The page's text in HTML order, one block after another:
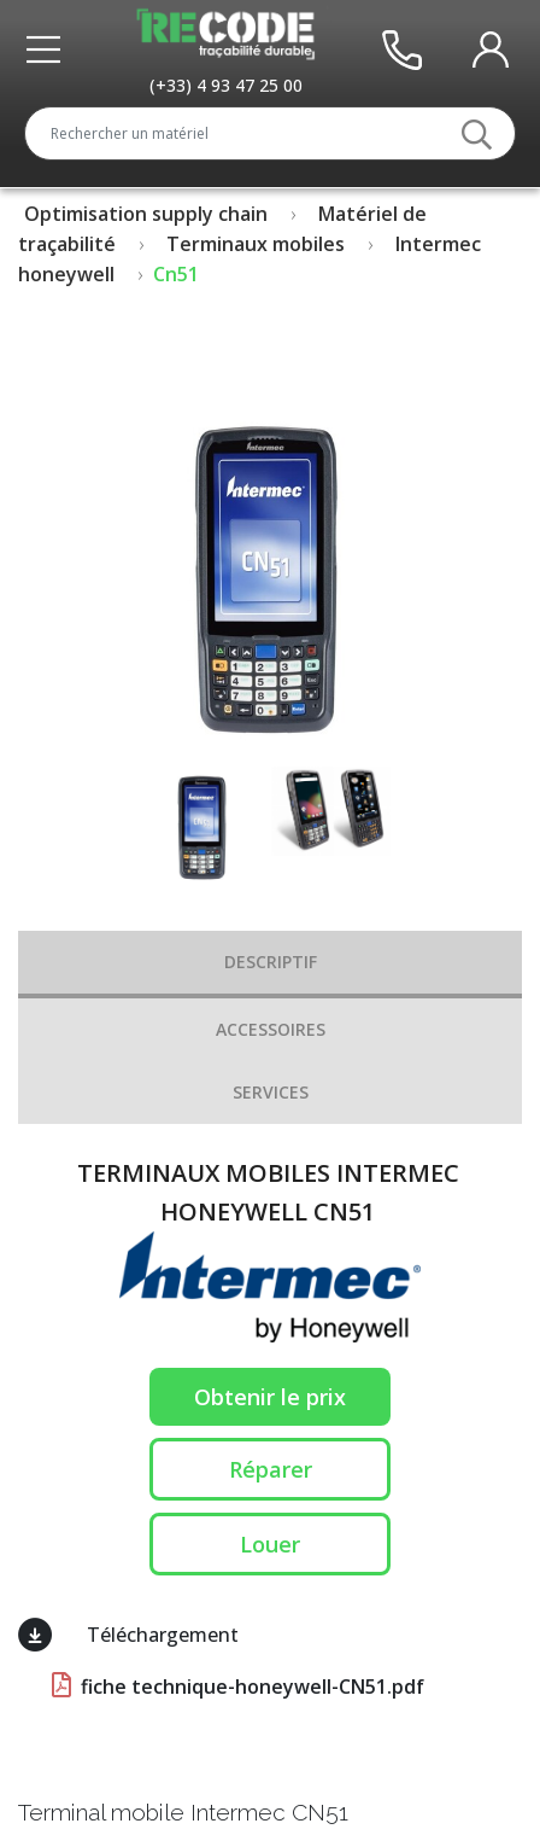
(+33) 4 93 47 25 00
Optimisation supply chain
Matériel de
traçabilité
Terminaux mobiles
Intermec
honeywell
Cn51
DESCRIPTIF
ACCESSOIRES
SERVICES
TERMINAUX MOBILES INTERMEC
HONEYWELL CN51
Obtenir le prix
Réparer
Louer
Téléchargement
fiche technique-honeywell-CN51.pdf
Terminal mobile Intermec CN51